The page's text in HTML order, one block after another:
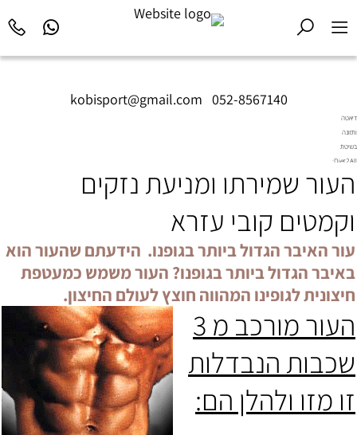
kobisport@gmail.com 052-8567140
דיאטה
ותזונה
בשיטת
Diet2All:
שמאחורי
המושלם.
העור שמירתו ומניעת נזקים
וקמטים קובי עזרא
עור האיבר הגדול ביותר בגופנו. הידעתם שהעור הוא
באיבר הגדול ביותר בגופנו? העור משמש כמעטפת
חיצונית לגופינו המהווה חוצץ לעולם החיצון.
העור מורכב מ 3
שכבות הנבדלות
זו מזו ולהלן הם: